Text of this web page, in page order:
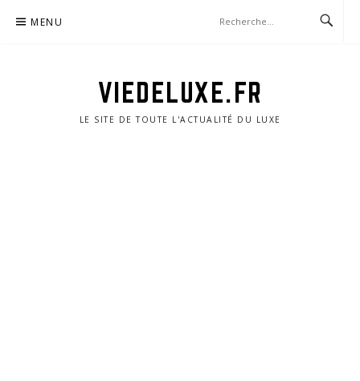
MENU
VIEDELUXE.FR
LE SITE DE TOUTE L'ACTUALITÉ DU LUXE